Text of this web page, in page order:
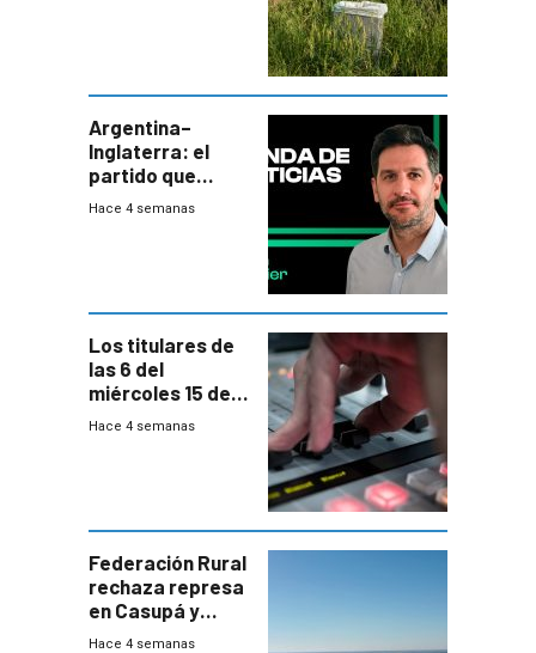
departamental
Argentina–
Inglaterra: el
partido que
nunca termina
Hace 4 semanas
Los titulares de
las 6 del
miércoles 15 de
julio de 2026
Hace 4 semanas
Federación Rural
rechaza represa
en Casupá y
firma demanda
Hace 4 semanas